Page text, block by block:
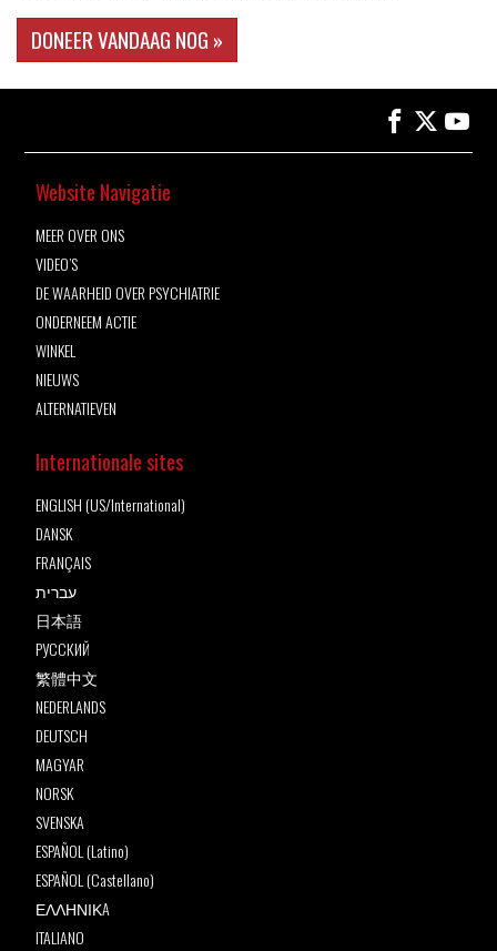
DONEER VANDAAG NOG »
Website Navigatie
MEER OVER ONS
VIDEO’S
DE WAARHEID OVER PSYCHIATRIE
ONDERNEEM ACTIE
WINKEL
NIEUWS
ALTERNATIEVEN
Internationale sites
ENGLISH (US/International)
DANSK
FRANÇAIS
עברית
日本語
РУССКИЙ
繁體中文
NEDERLANDS
DEUTSCH
MAGYAR
NORSK
SVENSKA
ESPAÑOL (Latino)
ESPAÑOL (Castellano)
ΕΛΛΗΝΙΚA
ITALIANO